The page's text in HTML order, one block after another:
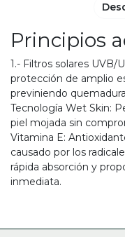
Principios
1.- Filtros solares UVB/
protección de amplio
previniendo
Tecnología Wet Skin:
piel mojada sin
Vitamina E:
causado por los
rápida absorción y
inmediata.